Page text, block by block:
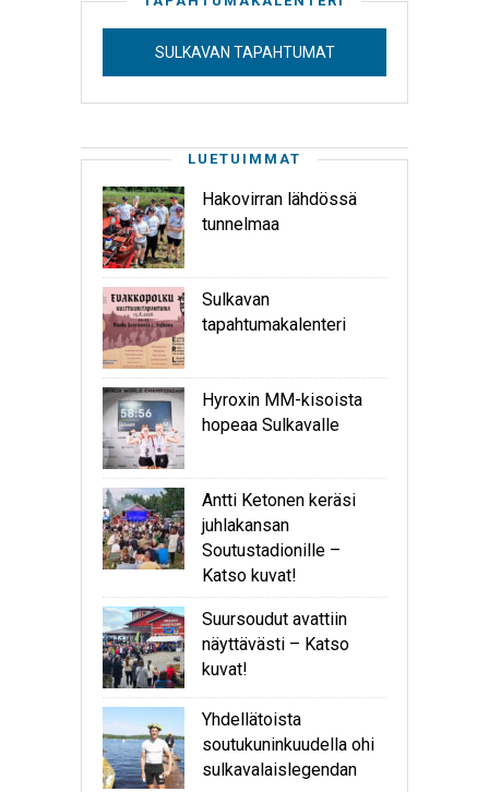
SULKAVAN TAPAHTUMAT
LUETUIMMAT
Hakovirran lähdössä
tunnelmaa
Sulkavan
tapahtumakalenteri
Hyroxin MM-kisoista
hopeaa Sulkavalle
Antti Ketonen keräsi
juhlakansan
Soutustadionille –
Katso kuvat!
Suursoudut avattiin
näyttävästi – Katso
kuvat!
Yhdellätoista
soutukuninkuudella ohi
sulkavalaislegendan